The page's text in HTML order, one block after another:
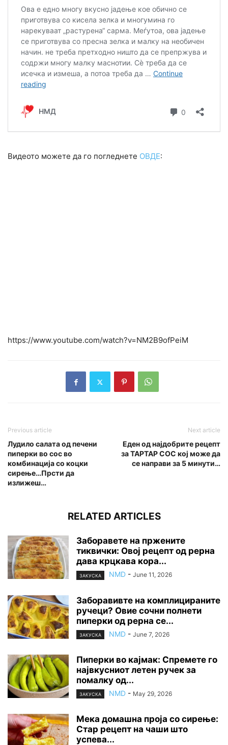
Видеото можете да го погледнете ОВДЕ:
https://www.youtube.com/watch?v=NM2B9ofPeiM
Previous article
Лудило салата од печени
пиперки во сос во
комбинација со коцки
сирење…Прсти да
излижеш…
Next article
Еден од најдобрите рецепт
за ТАРТАР СОС кој може да
се направи за 5 минути…
RELATED ARTICLES
Заборавете на пржените
тиквички: Овој рецепт од рерна
дава крцкава кора...
ЗАКУСКА NMD - June 11, 2026
Заборавивте на комплицираните
ручеци? Овие сочни полнети
пиперки од рерна се...
ЗАКУСКА NMD - June 7, 2026
Пиперки во кајмак: Спремете го
највкусниот летен ручек за
помалку од...
ЗАКУСКА NMD - May 29, 2026
Мека домашна проја со сирење:
Стар рецепт на чаши што
успева...